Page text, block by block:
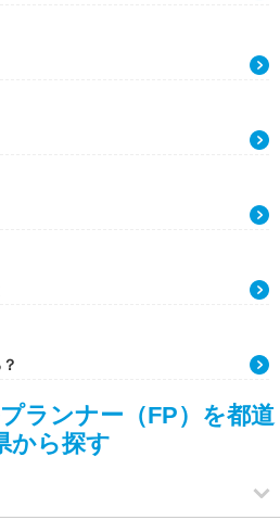
ランナー（FP）を都道
から探す